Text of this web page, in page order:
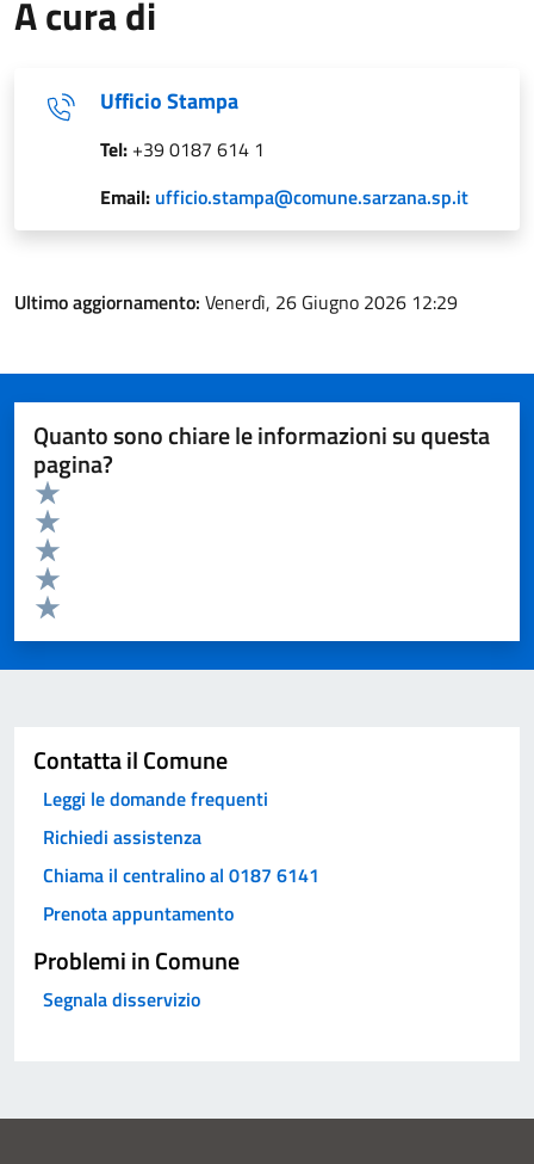
A cura di
Ufficio Stampa
Tel: +39 0187 614 1
Email: ufficio.stampa@comune.sarzana.sp.it
Ultimo aggiornamento: Venerdì, 26 Giugno 2026 12:29
Quanto sono chiare le informazioni su questa
pagina?
Valuta da 1 a 5 stelle la pagina
Valuta 5 stelle su 5
Valuta 4 stelle su 5
Valuta 3 stelle su 5
Valuta 2 stelle su 5
Valuta 1 stelle su 5
Contatta il Comune
Leggi le domande frequenti
Richiedi assistenza
Chiama il centralino al 0187 6141
Prenota appuntamento
Problemi in Comune
Segnala disservizio